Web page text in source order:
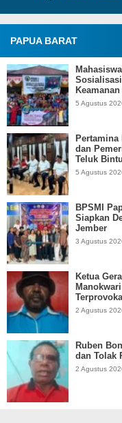
PAPUA BARAT
5 Agustus
Pertamina
dan
Teluk
5 Agustus
BPSMI
Siapkan
Jember
3 Agustus
Ketua
2 Agustus
Ruben
dan Tolak
2 Agustus